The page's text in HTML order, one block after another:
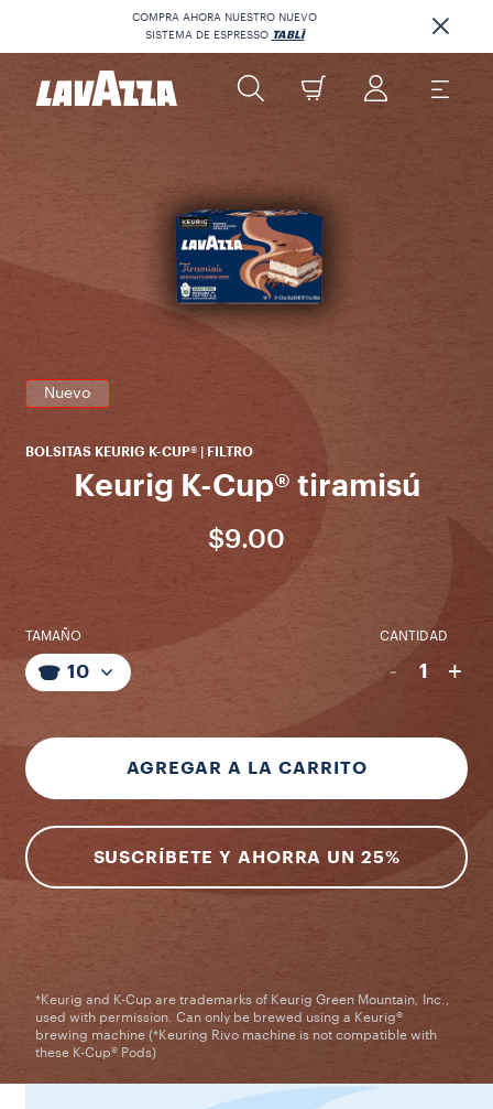
COMPRA AHORA NUESTRO NUEVO
SISTEMA DE ESPRESSO TABLÌ
Nuevo
BOLSITAS KEURIG K-CUP® | FILTRO
Keurig K-Cup® tiramisú
$9.00
TAMAÑO
10
CANTIDAD
- 1 +
AGREGAR A LA CARRITO
SUSCRÍBETE Y AHORRA UN 25%
*Keurig and K-Cup are trademarks of Keurig Green Mountain, Inc.,
used with permission. Can only be brewed using a Keurig®
brewing machine (*Keuring Rivo machine is not compatible with
these K-Cup® Pods)